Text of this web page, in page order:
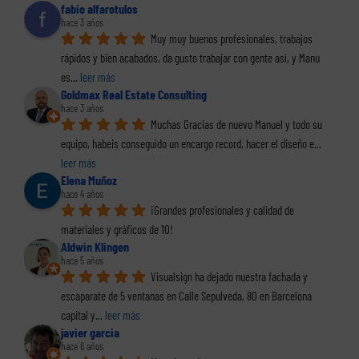
fabio alfarotulos
hace 3 años
Muy muy buenos profesionales, trabajos
rápidos y bien acabados, da gusto trabajar con gente así, y Manu
es... leer más
Goldmax Real Estate Consulting
hace 3 años
Muchas Gracias de nuevo Manuel y todo su
equipo, habeis conseguido un encargo record, hacer el diseño e
leer más
Elena Muñoz
hace 4 años
¡Grandes profesionales y calidad de
materiales y gráficos de 10!
Aldwin Klingen
hace 5 años
Visualsign ha dejado nuestra fachada y
escaparate de 5 ventanas en Calle Sepulveda, 80 en Barcelona
capital y... leer más
javier garcia
hace 6 años